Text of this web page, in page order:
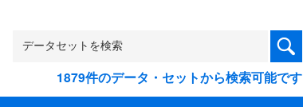
1879件のデータ・セットから検索可能です